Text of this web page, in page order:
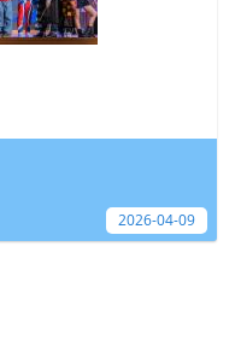
2026-04-09